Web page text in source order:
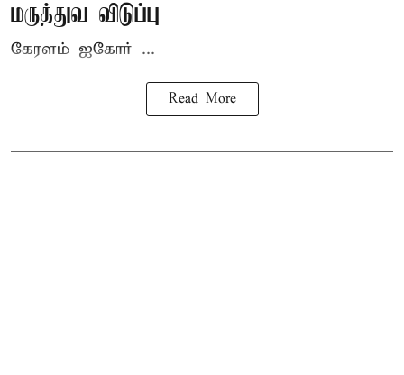
மருத்துவ விடுப்பு
கேரளம் ஐகோர் ...
Read More